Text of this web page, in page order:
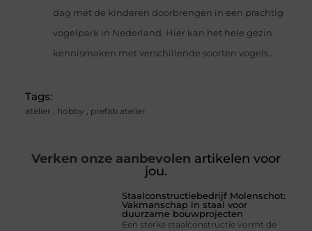
dag met de kinderen doorbrengen in een prachtig
vogelpark in Nederland. Hier kan het hele gezin
kennismaken met verschillende soorten vogels...
Tags:
atelier , hobby , prefab atelier
Verken onze aanbevolen artikelen voor
jou.
Staalconstructiebedrijf Molenschot:
Vakmanschap in staal voor
duurzame bouwprojecten
Een sterke staalconstructie vormt de